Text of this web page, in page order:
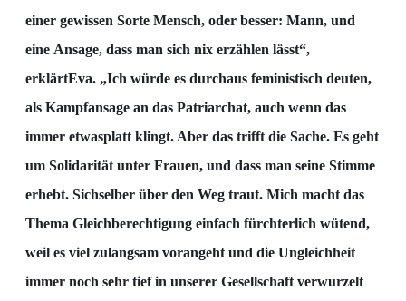
einer gewissen Sorte Mensch, oder besser: Mann, und
eine Ansage, dass man sich nix erzählen lässt“,
erklärtEva. „Ich würde es durchaus feministisch deuten,
als Kampfansage an das Patriarchat, auch wenn das
immer etwasplatt klingt. Aber das trifft die Sache. Es geht
um Solidarität unter Frauen, und dass man seine Stimme
erhebt. Sichselber über den Weg traut. Mich macht das
Thema Gleichberechtigung einfach fürchterlich wütend,
weil es viel zulangsam vorangeht und die Ungleichheit
immer noch sehr tief in unserer Gesellschaft verwurzelt